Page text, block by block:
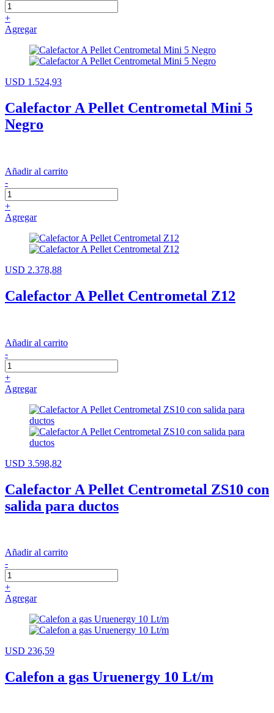
+
Agregar
USD 1.524,93
Calefactor A Pellet Centrometal Mini 5
Negro
Añadir al carrito
-
+
Agregar
USD 2.378,88
Calefactor A Pellet Centrometal Z12
Añadir al carrito
-
+
Agregar
USD 3.598,82
Calefactor A Pellet Centrometal ZS10 con
salida para ductos
Añadir al carrito
-
+
Agregar
USD 236,59
Calefon a gas Uruenergy 10 Lt/m